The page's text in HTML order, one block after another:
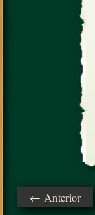
← Anterior